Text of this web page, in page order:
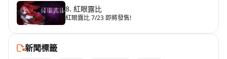
8. 紅眼露比
紅眼露比 7/23 即將發售!
新聞標籤